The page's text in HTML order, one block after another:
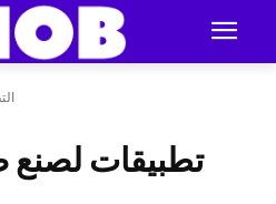
تطبيقات